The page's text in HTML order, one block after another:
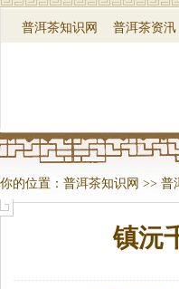
普洱茶知识网 普洱茶资汛
你的位置： 普洱茶知识网 >> 普
镇沅